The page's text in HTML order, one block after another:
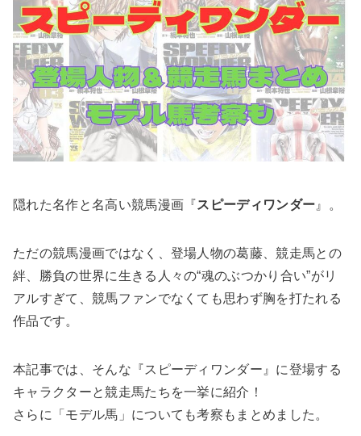
隠れた名作と名高い競馬漫画『スピーディワンダー 』。
ただの競馬漫画ではなく、登場人物の葛藤、競走馬との
絆、勝負の世界に生きる人々の“魂のぶつかり合い”がリ
アルすぎて、競馬ファンでなくても思わず胸を打たれる
作品です。
本記事では、そんな『スピーディワンダー』に登場する
キャラクターと競走馬たちを一挙に紹介！
さらに「モデル馬」についても考察もまとめました。